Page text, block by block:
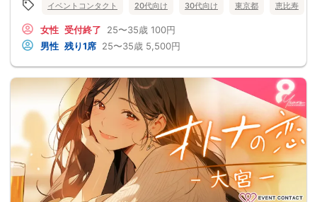
イベントコンタクト 20代向け 30代向け 東京都 恵比寿
女性 受付終了 25〜35歳 100円
男性 残り1席 25〜35歳 5,500円